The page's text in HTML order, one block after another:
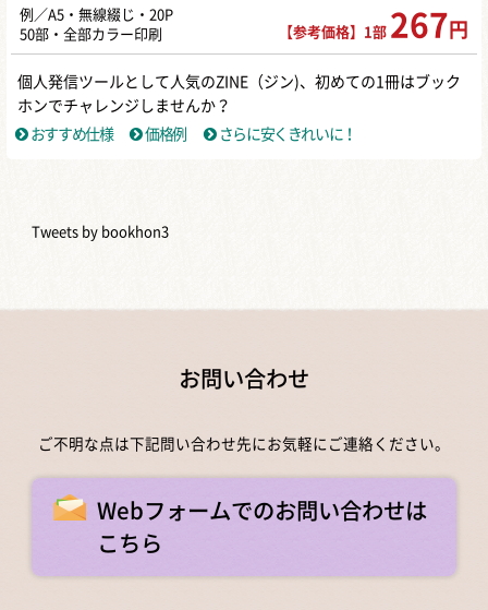
例／A5・無線綴じ・20P
50部・全部カラー印刷
【参考価格】1部 267 円
個人発信ツールとして人気のZINE（ジン)、初めての1冊はブック
ホンでチャレンジしませんか？
おすすめ仕様
価格例 さらに安くきれいに！
Tweets by bookhon3
お問い合わせ
ご不明な点は下記問い合わせ先にお気軽にご連絡ください。
Webフォームでのお問い合わせは
こちら